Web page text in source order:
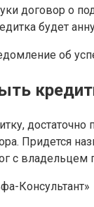
договор о
будет
об
Придется
с владельцем